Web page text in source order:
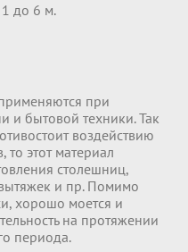
1 до 6 м.
при
и бытовой техники. Так
воздействию
этот материал
столешниц,
и пр. Помимо
хорошо моется и
на протяжении
периода.